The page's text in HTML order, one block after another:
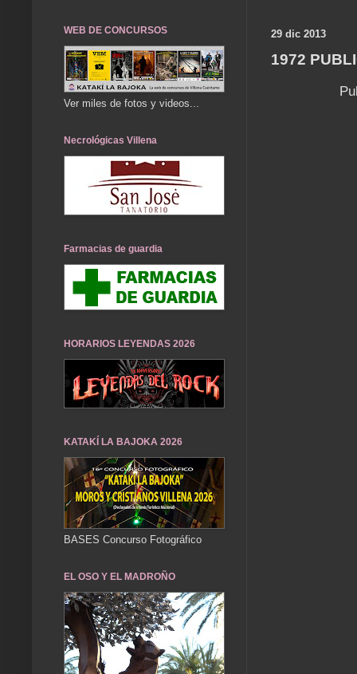
29 dic 2013
1972
WEB DE CONCURSOS
Ver miles de fotos y videos...
Necrológicas Villena
Farmacias de guardia
HORARIOS LEYENDAS 2026
KATAKÍ LA BAJOKA 2026
BASES Concurso Fotográfico
EL OSO Y EL MADROÑO